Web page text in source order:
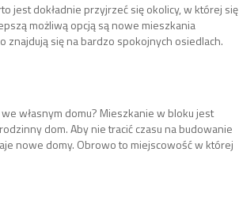
jest dokładnie przyjrzeć się okolicy, w której się
możliwą opcją są nowe mieszkania
znajdują się na bardzo spokojnych osiedlach.
własnym domu? Mieszkanie w bloku jest
dom. Aby nie tracić czasu na budowanie
nowe domy. Obrowo to miejscowość w której